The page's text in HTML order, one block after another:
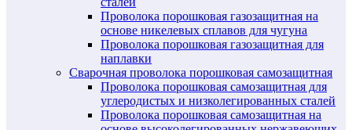
Проволока порошковая газозащитная на
основе никелевых сплавов для чугуна
Проволока порошковая газозащитная для
наплавки
Сварочная проволока порошковая самозащитная
Проволока порошковая самозащитная для
углеродистых и низколегированных сталей
Проволока порошковая самозащитная на